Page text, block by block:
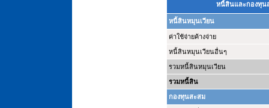
หนี้สินและกองทุน
หนี้สินหมุนเวียน
ค่าใช้จ่ายค้างจ่าย
หนี้สินหมุนเวียนอื่นๆ
รวมหนี้สินหมุนเวียน
รวมหนี้สิน
กองทุนสะสม